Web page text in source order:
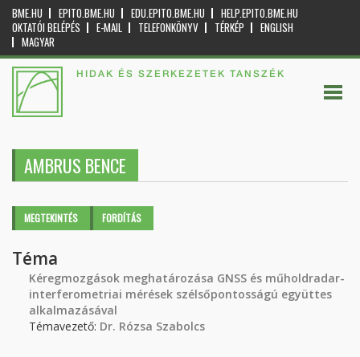
BME.HU EPITO.BME.HU EDU.EPITO.BME.HU
HELP.EPITO.BME.HU
OKTATÓI BELÉPÉS
E-MAIL TELEFONKÖNYV TÉRKÉP
ENGLISH
MAGYAR
HIDAK ÉS SZERKEZETEK TANSZÉK
AMBRUS BENCE
Elsődleges fülek
MEGTEKINTÉS (AKTÍVFORDÍTÁS
Téma
Kéregmozgások meghatározása GNSS és műholdradar-
interferometriai mérések szélsőpontosságú együttes
alkalmazásával
Témavezető: Dr. Rózsa Szabolcs